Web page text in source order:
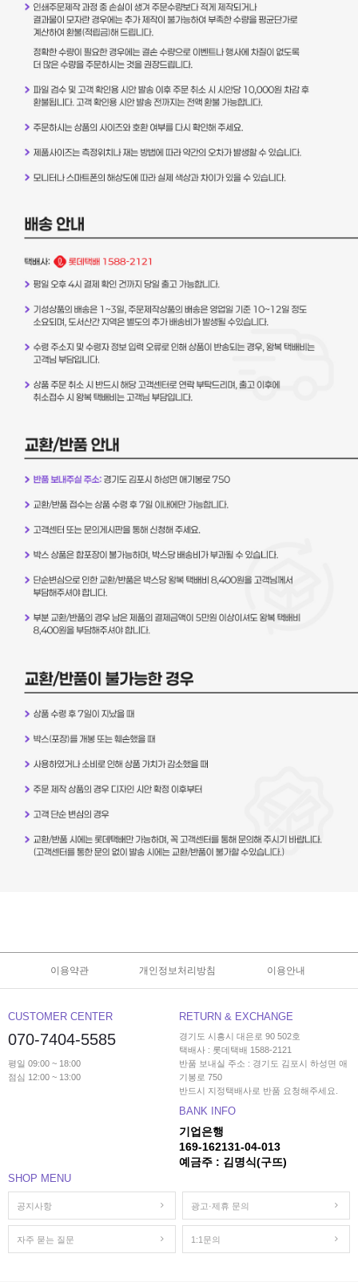
이용약관 개인정보처리방침 이용안내
CUSTOMER CENTER
070-7404-5585
평일 09:00 ~ 18:00
점심 12:00 ~ 13:00
RETURN & EXCHANGE
경기도 시흥시 대은로 90 502호
택배사 : 롯데택배 1588-2121
반품 보내실 주소 : 경기도 김포시 하성면 애
기봉로 750
반드시 지정택배사로 반품 요청해주세요.
BANK INFO
기업은행
169-162131-04-013
예금주 : 김명식(구뜨)
SHOP MENU
공지사항 광고·제휴 문의
자주 묻는 질문 1:1문의